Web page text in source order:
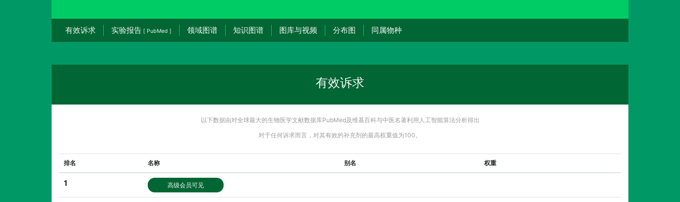
有效诉求 实验报告 [ PubMed ] 领域图谱 知识图谱 图库与视频 分布图 同属物种
有效诉求
以下数据由对全球最大的生物医学文献数据库PubMed及维基百科与中医名著利用人工智能算法分析得出
对于任何诉求而言，对其有效的补充剂的最高权重值为100。
排名 名称 别名 权重
1 高级会员可见